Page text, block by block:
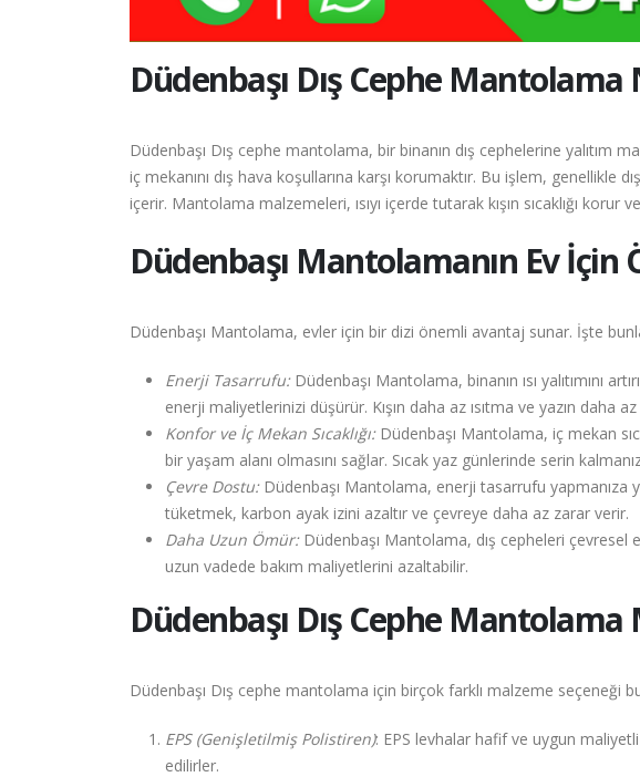
Düdenbaşı Dış Cephe Mantolama
Düdenbaşı Dış cephe mantolama, bir binanın dış cephelerine yalıtım
iç mekanını dış hava koşullarına karşı korumaktır. Bu işlem, genellikle
içerir. Mantolama malzemeleri, ısıyı içerde tutarak kışın sıcaklığı korur
Düdenbaşı Mantolamanın Ev İçin
Düdenbaşı Mantolama, evler için bir dizi önemli avantaj sunar. İşte
Enerji Tasarrufu:Düdenbaşı Mantolama, binanın ısı yalıtımını
enerji maliyetlerinizi düşürür. Kışın daha az ısıtma ve yazın daha
Konfor ve İç Mekan Sıcaklığı:Düdenbaşı Mantolama, iç mekan
bir yaşam alanı olmasını sağlar. Sıcak yaz günlerinde serin
Çevre Dostu:Düdenbaşı Mantolama, enerji tasarrufu yapmanıza
tüketmek, karbon ayak izini azaltır ve çevreye daha az zarar verir.
Daha Uzun Ömür:Düdenbaşı Mantolama, dış cepheleri çevresel
uzun vadede bakım maliyetlerini azaltabilir.
Düdenbaşı Dış Cephe
Düdenbaşı Dış cephe mantolama için birçok farklı malzeme seçeneği
EPS (Genişletilmiş Polistiren): EPS levhalar hafif ve uygun maliyetli
edilirler.